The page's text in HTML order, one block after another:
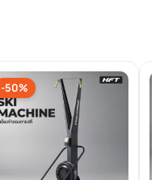
-50%